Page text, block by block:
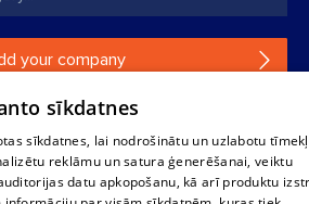
your company
not in our database, please fill in a
of 1188 database, its parts or the
sīkdatnes
sīkdatnes, lai nodrošinātu un uzlabotu
reklāmu un satura ģenerēšanai, veiktu
datu apkopošanu, kā arī produktu